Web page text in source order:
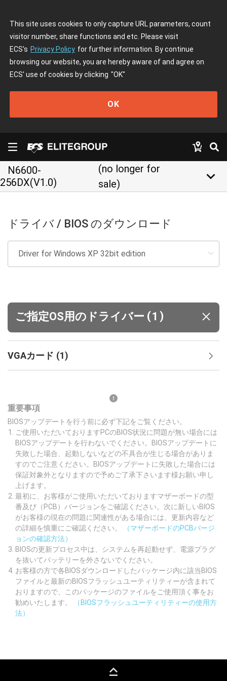
This site uses cookies to only capture URL parameters, count
visitor number, share functions and etc. Please visit
ECS's Privacy Policy for further information. By continue
browsing our website, you are hereby aware of and agree on
ECS' use of cookies by clicking "OK"
OK
N6600-
256DX(V1.0)
(no longer for
sale)
keyboard_arrow_down
ドライバ / BIOS のダウンロード
ご指定OS用のドライバー (1 )
VGAカード (1)
重要事項
BIOSアップデートを行う前に必ず下記をご覧ください。
ご使用いただいておりますPCのBIOS状況に問題が無い場合には
BIOSアップデートを行わないでください。BIOSアップデートに
失敗した場合、起動しないなどの不具合が生じる場合がありま
すのでご注意ください。BIOSアップデートに失敗した場合には
保証対象外となりますので予めご了承下さいます様お願い申し
上げます。
最初に、お客様がご使用いただいておりますマザーボードの型
番及び（PCB）バージョンをご確認ください。次に新しいBIOS
がお客様の現在の問題に関連性がある場合には、更新内容など
の詳細を慎重にご確認ください。
（マザーボードのPCBバージ
ョンの確認方法）
BIOSの更新プロセス中は、システムを再起動せず、電源プラグ
を抜いてバッテリーを外さないでください。
お客様の方で各BIOSダウンロードしたパッケージ内に該当BIOS
ファイルと最新のBIOSフラッシュユーティリティーが含まれて
おりますので、このパッケージのファイルをご使用頂く事をお
勧めいたします。
（BIOSフラッシュユーティリティーの使用方
法）
keyboard_capslock